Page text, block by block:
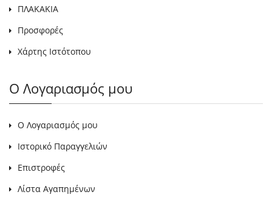
ΠΛΑΚΑΚΙΑ
Προσφορές
Χάρτης Ιστότοπου
Ο Λογαριασμός μου
Ο Λογαριασμός μου
Ιστορικό Παραγγελιών
Επιστροφές
Λίστα Αγαπημένων